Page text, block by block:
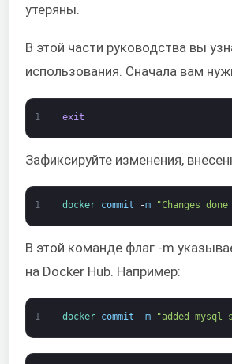
утеряны.
В этой части руководства вы
использования. Сначала вам
1 exit
Зафиксируйте изменения,
1 docker commit -m "Changes
В этой команде флаг -m
на Docker Hub. Например:
1 docker commit -m "added